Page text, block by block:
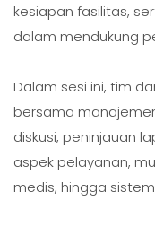
kesiapan fasilitas,
dalam mendukung
Dalam sesi ini, tim
bersama
diskusi, peninjauan
aspek pelayanan,
medis, hingga